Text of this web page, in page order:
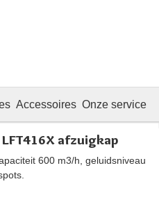
Accessoires Onze service
afzuigkap
600 m3/h, geluidsniveau